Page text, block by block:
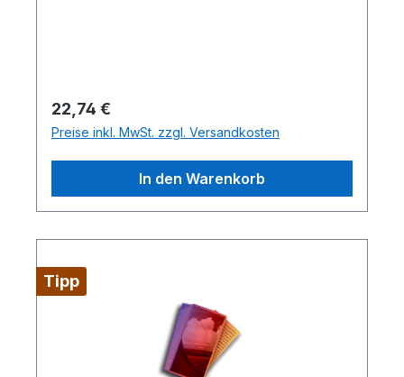
Regulärer Preis:
22,74 €
Preise inkl. MwSt. zzgl. Versandkosten
In den Warenkorb
Tipp